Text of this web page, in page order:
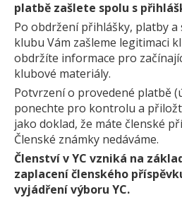
platbě zašlete spolu s
Po obdržení přihlášky, platby a
klubu Vám zašleme legitimaci
obdržíte informace pro
klubové materiály.
Potvrzení o provedené platbě
ponechte pro kontrolu a
jako doklad, že máte členské
Členské známky nedáváme.
Členství v YC vzniká na
zaplacení členského
vyjádření výboru YC.